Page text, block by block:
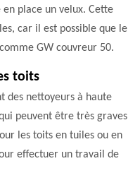
place un velux. Cette
car il est possible que le
GW couvreur 50.
toits
des nettoyeurs à haute
peuvent être très graves
les toits en tuiles ou en
effectuer un travail de